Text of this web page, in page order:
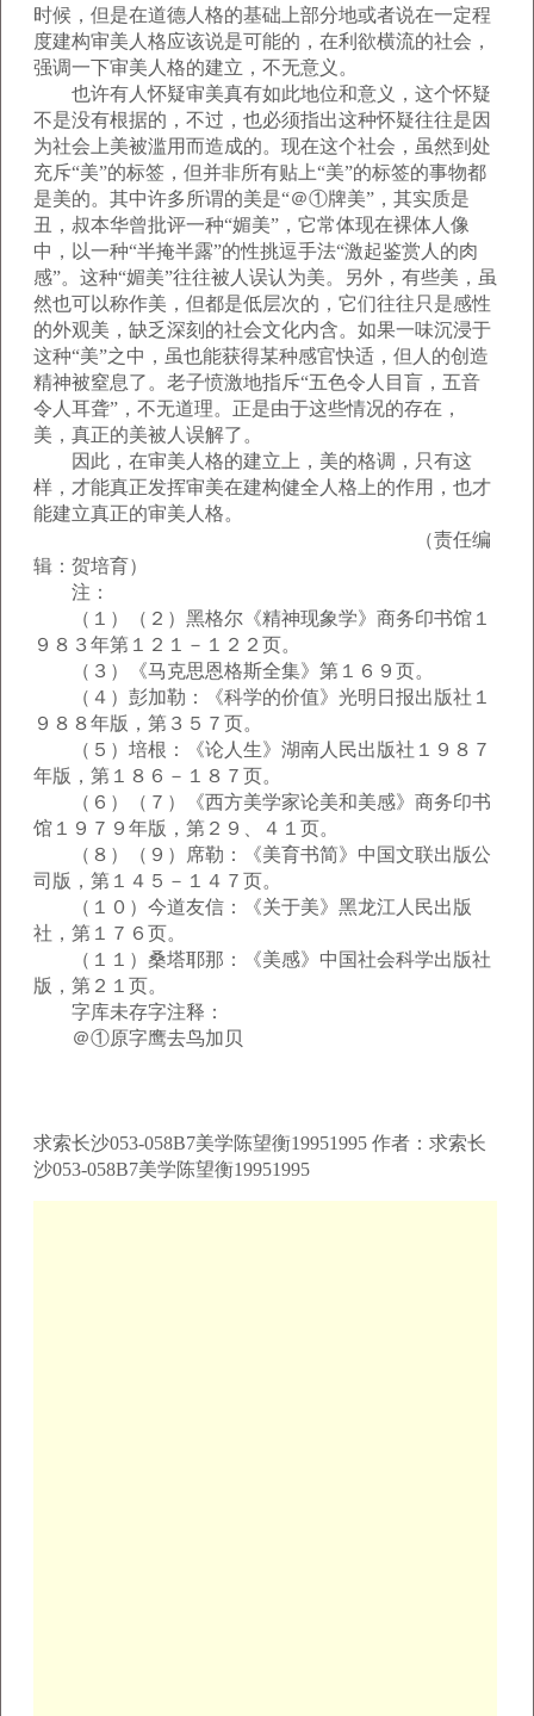
时候，但是在道德人格的基础上部分地或者说在一定程
度建构审美人格应该说是可能的，在利欲横流的社会，
强调一下审美人格的建立，不无意义。
也许有人怀疑审美真有如此地位和意义，这个怀疑
不是没有根据的，不过，也必须指出这种怀疑往往是因
为社会上美被滥用而造成的。现在这个社会，虽然到处
充斥“美”的标签，但并非所有贴上“美”的标签的事物都
是美的。其中许多所谓的美是“＠①牌美”，其实质是
丑，叔本华曾批评一种“媚美”，它常体现在裸体人像
中，以一种“半掩半露”的性挑逗手法“激起鉴赏人的肉
感”。这种“媚美”往往被人误认为美。另外，有些美，虽
然也可以称作美，但都是低层次的，它们往往只是感性
的外观美，缺乏深刻的社会文化内含。如果一味沉浸于
这种“美”之中，虽也能获得某种感官快适，但人的创造
精神被窒息了。老子愤激地指斥“五色令人目盲，五音
令人耳聋”，不无道理。正是由于这些情况的存在，
美，真正的美被人误解了。
因此，在审美人格的建立上，美的格调，只有这
样，才能真正发挥审美在建构健全人格上的作用，也才
能建立真正的审美人格。
（责任编
辑：贺培育）
注：
（１）（２）黑格尔《精神现象学》商务印书馆１
９８３年第１２１－１２２页。
（３）《马克思恩格斯全集》第１６９页。
（４）彭加勒：《科学的价值》光明日报出版社１
９８８年版，第３５７页。
（５）培根：《论人生》湖南人民出版社１９８７
年版，第１８６－１８７页。
（６）（７）《西方美学家论美和美感》商务印书
馆１９７９年版，第２９、４１页。
（８）（９）席勒：《美育书简》中国文联出版公
司版，第１４５－１４７页。
（１０）今道友信：《关于美》黑龙江人民出版
社，第１７６页。
（１１）桑塔耶那：《美感》中国社会科学出版社
版，第２１页。
字库未存字注释：
＠①原字鹰去鸟加贝
求索长沙053-058B7美学陈望衡19951995 作者：求索长
沙053-058B7美学陈望衡19951995